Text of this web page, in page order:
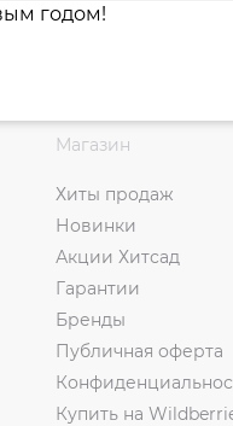
годом!
Магазин
Хиты продаж
Новинки
Акции Хитсад
Гарантии
Бренды
Публичная оферта
Купить на